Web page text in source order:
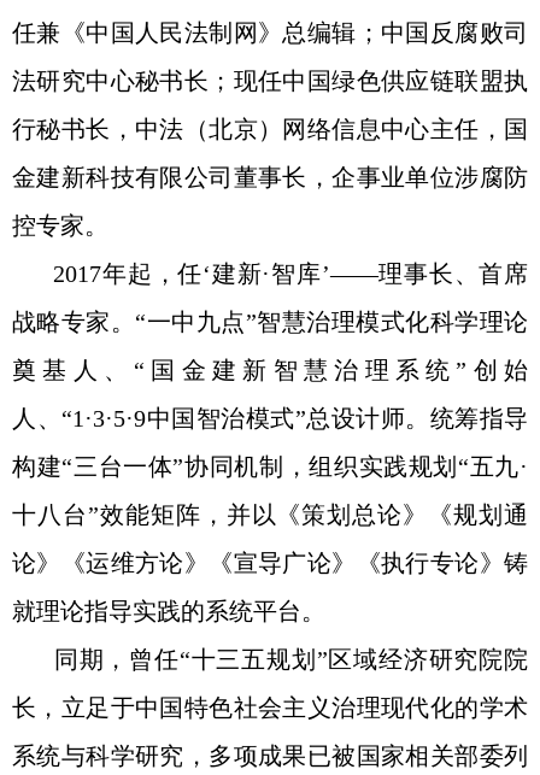
任兼《中国人民法制网》总编辑；中国反腐败司
法研究中心秘书长；现任中国绿色供应链联盟执
行秘书长，中法（北京）网络信息中心主任，国
金建新科技有限公司董事长，企事业单位涉腐防
控专家。
2017年起，任‘建新·智库’——理事长、首席
战略专家。“一中九点”智慧治理模式化科学理论
奠基人、“国金建新智慧治理系统”创始
人、“1·3·5·9中国智治模式”总设计师。统筹指导
构建“三台一体”协同机制，组织实践规划“五九·
十八台”效能矩阵，并以《策划总论》《规划通
论》《运维方论》《宣导广论》《执行专论》铸
就理论指导实践的系统平台。
同期，曾任“十三五规划”区域经济研究院院
长，立足于中国特色社会主义治理现代化的学术
系统与科学研究，多项成果已被国家相关部委列